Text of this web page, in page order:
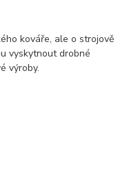
kováře, ale o strojově
vyskytnout drobné
výroby.